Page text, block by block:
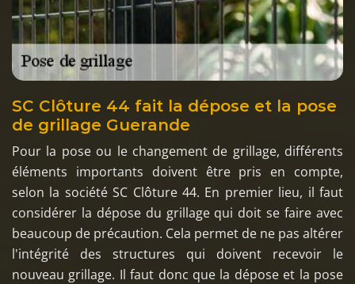
SC Clôture 44 fait la dépose et la pose
de grillage Guerande
Pour la pose ou le changement de grillage, différents
éléments importants doivent être pris en compte,
selon la société SC Clôture 44. En premier lieu, il faut
considérer la dépose du grillage qui doit se faire avec
beaucoup de précaution. Cela permet de ne pas altérer
l'intégrité des structures qui doivent recevoir le
nouveau grillage. Il faut donc que la dépose et la pose